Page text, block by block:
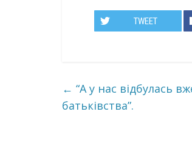
TWEET
← “А у нас відбулась
батьківства”.